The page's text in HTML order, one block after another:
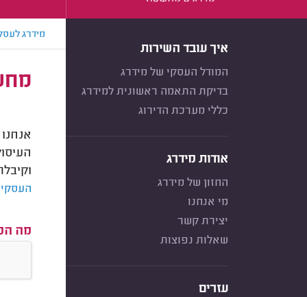
איך עובד השירות
המודל העסקי של מידרג
בדיקת התאמה ראשונית למידרג
כללי מערכת הדירוג
אודות מידרג
החזון של מידרג
מי אנחנו
יצירת קשר
שאלות נפוצות
עזרים
מידרג
מה